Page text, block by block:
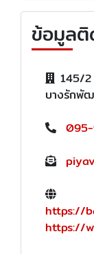
ข้อมูล
145/2
บางรักพั
095-
https://
https://